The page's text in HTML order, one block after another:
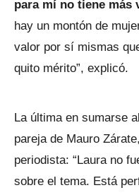
para mí no tiene más
hay un montón de
valor por sí mismas
quito mérito”, explicó.
La última en sumarse
pareja de Mauro
periodista: “Laura no
sobre el tema. Está